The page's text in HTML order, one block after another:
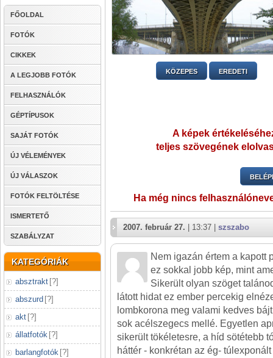
FŐOLDAL
FOTÓK
CIKKEK
A LEGJOBB FOTÓK
FELHASZNÁLÓK
GÉPTÍPUSOK
SAJÁT FOTÓK
ÚJ VÉLEMÉNYEK
ÚJ VÁLASZOK
FOTÓK FELTÖLTÉSE
ISMERTETŐ
SZABÁLYZAT
KATEGÓRIÁK
absztrakt [?]
abszurd [?]
akt [?]
állatfotók [?]
barlangfotók [?]
KÖZEPES EREDETI
A képek
teljes szövegének
Ha még nincs
2007. február 27. | 13:37 | szszabo
Nem igazán értem a kapott
ez sokkal jobb kép, mint
Sikerült olyan szöget
látott hidat ez ember percekig
lombkorona meg valami kedves
sok acélszegecs mellé. Egyetlen
sikerült tökéletesre, a híd sötétebb
háttér - konkrétan az ég-